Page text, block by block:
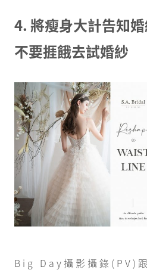
4. 將瘦身大計告知
不要捱餓去試婚紗
Big Day攝影攝錄(PV)